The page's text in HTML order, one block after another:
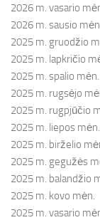
2026 m. vasario
2026 m. sausio
2025 m. gruodžio
2025 m. lapkričio
2025 m. spalio mėn.
2025 m. rugsėjo
2025 m. rugpjūčio
2025 m. liepos mėn.
2025 m. birželio
2025 m. gegužės
2025 m. balandžio
2025 m. kovo mėn.
2025 m. vasario